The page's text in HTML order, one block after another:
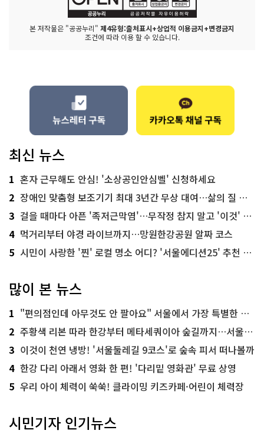
본 저작물은 "공공누리" 제4유형:출처표시+상업적 이용금지+변경금지
조건에 따라 이용 할 수 있습니다.
최신 뉴스
1 혼자 근무해도 안심! '소상공인안심벨' 신청하세요
2 장애인 맞춤형 보조기기 최대 3년간 무상 대여…삶의 질 높인다
3 걸을 때마다 아픈 '족저근막염'…무작정 참지 말고 '이것' 해보세요!
4 먹거리부터 야경 라이브까지…망원한강공원 알짜 코스
5 시민이 사랑한 '찐' 로컬 명소 어디? '서울에디션25' 추천 코스
많이 본 뉴스
1 "편의점인데 아무것도 안 팔아요" 서울에서 가장 특별한 편의점의 정체
2 주황색 리본 따라 한강부터 메타세쿼이아 숲길까지…서울둘레길 15코스
3 이것이 천연 냉방! '서울둘레길 9코스'로 숲속 피서 떠나볼까
4 한강 다리 아래서 영화 한 편! '다리밑 영화관' 무료 상영
5 우리 아이 체력이 쑥쑥! 클라이밍 키즈카페·어린이 체력장
시민기자 인기뉴스